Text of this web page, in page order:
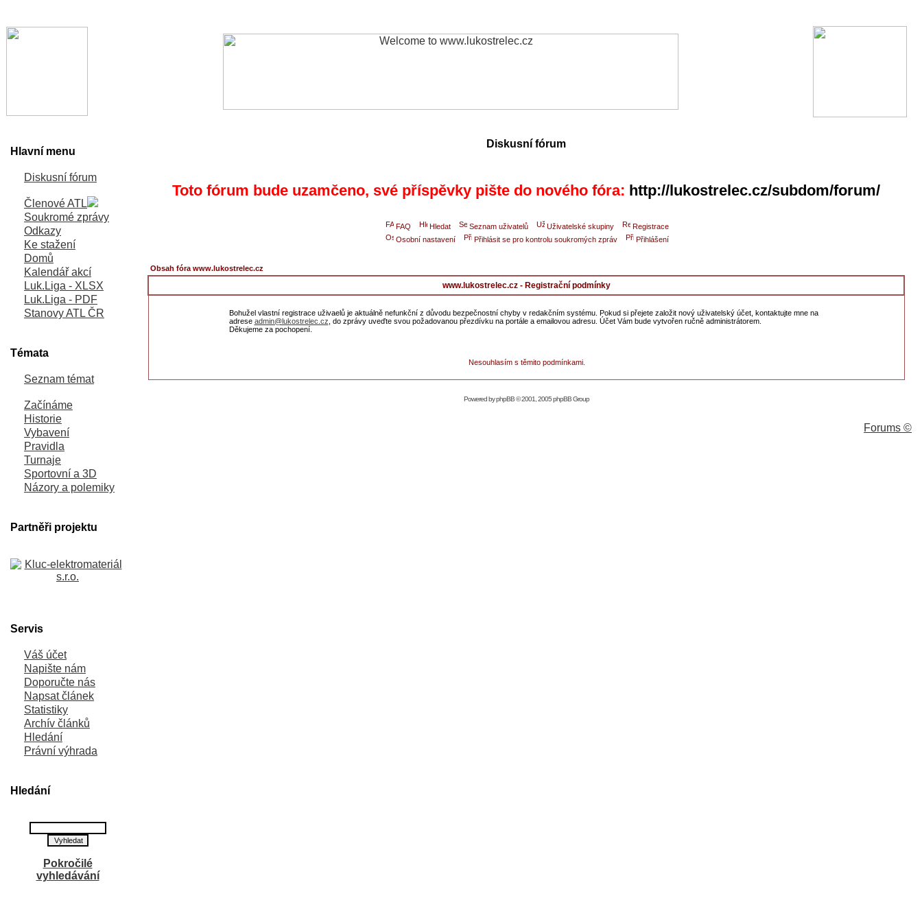
Hlavní menu
Diskusní fórum
Členové ATL
Soukromé zprávy
Odkazy
Ke stažení
Domů
Kalendář akcí
Luk.Liga - XLSX
Luk.Liga - PDF
Stanovy ATL ČR
Témata
Seznam témat
Začínáme
Historie
Vybavení
Pravidla
Turnaje
Sportovní a 3D
Názory a polemiky
Partněři projektu
Servis
Váš účet
Napište nám
Doporučte nás
Napsat článek
Statistiky
Archív článků
Hledání
Právní výhrada
Hledání
Pokročilé
vyhledávání
Diskusní fórum
Toto fórum bude uzamčeno, své příspěvky pište do nového fóra: http://lukostrelec.cz/subdom/forum/
FAQ Hledat Seznam uživatelů Uživatelské skupiny
Registrace
Osobní nastavení
Přihlásit se pro kontrolu soukromých zpráv Přihlášení
Obsah fóra www.lukostrelec.cz
www.lukostrelec.cz - Registrační podmínky
Bohužel vlastní registrace uživaelů je aktuálně nefunkční z důvodu bezpečnostní chyby v redakčním systému. Pokud si přejete založit nový uživatelský účet, kontaktujte mne na
adrese admin@lukostrelec.cz , do zprávy uveďte svou požadovanou přezdívku na portále a emailovou adresu. Účet Vám bude vytvořen ručně administrátorem.
Děkujeme za pochopení.
Nesouhlasím s těmito podmínkami.
Powered byphpBB© 2001, 2005 phpBB Group
Forums ©